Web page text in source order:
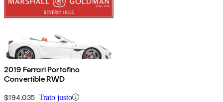
2019 Ferrari Portofino
Convertible RWD
$194,035 Trato justo